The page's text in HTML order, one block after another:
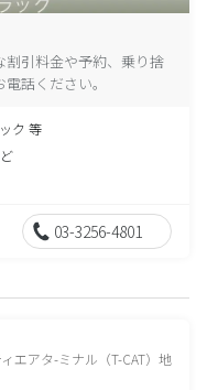
割引料金や予約、乗り捨
話ください。
ク 等
03-3256-4801
エアタ-ミナル（T-CAT）地